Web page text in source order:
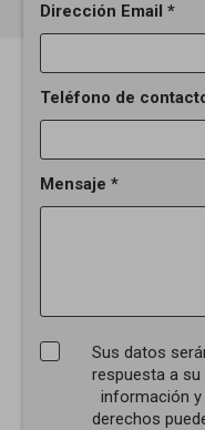
Dirección Email *
Teléfono de
Mensaje *
Sus datos
respuesta a
información
derechos